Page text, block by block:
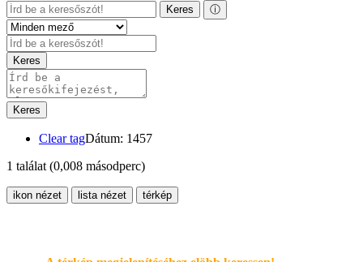
Keres ⓘ
Keres
Keres
Clear tagDátum: 1457
1 találat (0,008 másodperc)
ikon nézet lista nézet térkép